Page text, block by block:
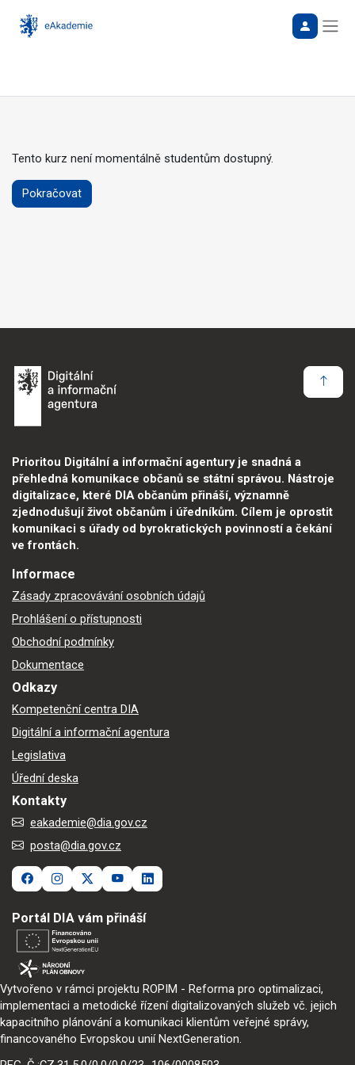
Tento kurz není momentálně studentům dostupný.
Pokračovat
Prioritou Digitální a informační agentury je snadná a
přehledná komunikace občanů se státní správou. Nástroje
digitalizace, které DIA občanům přináší, významně
zjednodušují život občanům i úředníkům. Cílem je oprostit
komunikaci s úřady od byrokratických povinností a čekání
ve frontách.
Informace
Zásady zpracovávání osobních údajů
Prohlášení o přístupnosti
Obchodní podmínky
Dokumentace
Odkazy
Kompetenční centra DIA
Digitální a informační agentura
Legislativa
Úřední deska
Kontakty
eakademie@dia.gov.cz
posta@dia.gov.cz
Portál DIA vám přináší
Vytvořeno v rámci projektu ROPIM - Reforma pro optimalizaci,
implementaci a metodické řízení digitalizovaných služeb vč. jejich
kapacitního plánování a komunikaci klientům veřejné správy,
financovaného Evropskou unií NextGeneration.